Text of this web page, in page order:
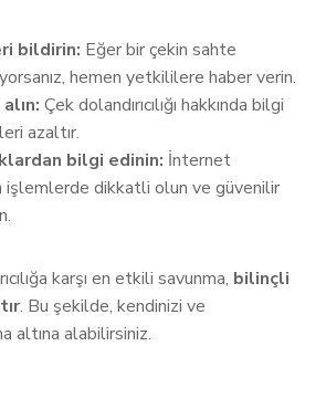
bildirin: Eğer bir çekin sahte
hemen yetkililere haber verin.
Çek dolandırıcılığı hakkında bilgi
azaltır.
bilgi edinin: İnternet
işlemlerde dikkatli olun ve güvenilir
karşı en etkili savunma, bilinçli
. Bu şekilde, kendinizi ve
altına alabilirsiniz.